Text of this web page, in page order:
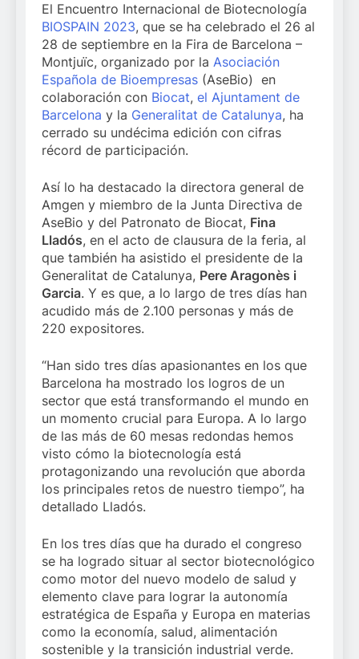
El Encuentro Internacional de Biotecnología
BIOSPAIN 2023, que se ha celebrado el 26 al
28 de septiembre en la Fira de Barcelona –
Montjuïc, organizado por la Asociación
Española de Bioempresas (AseBio) en
colaboración con Biocat, el Ajuntament de
Barcelona y la Generalitat de Catalunya, ha
cerrado su undécima edición con cifras
récord de participación.
Así lo ha destacado la directora general de
Amgen y miembro de la Junta Directiva de
AseBio y del Patronato de Biocat, Fina
Lladós, en el acto de clausura de la feria, al
que también ha asistido el presidente de la
Generalitat de Catalunya, Pere Aragonès i
Garcia. Y es que, a lo largo de tres días han
acudido más de 2.100 personas y más de
220 expositores.
“Han sido tres días apasionantes en los que
Barcelona ha mostrado los logros de un
sector que está transformando el mundo en
un momento crucial para Europa. A lo largo
de las más de 60 mesas redondas hemos
visto cómo la biotecnología está
protagonizando una revolución que aborda
los principales retos de nuestro tiempo”, ha
detallado Lladós.
En los tres días que ha durado el congreso
se ha logrado situar al sector biotecnológico
como motor del nuevo modelo de salud y
elemento clave para lograr la autonomía
estratégica de España y Europa en materias
como la economía, salud, alimentación
sostenible y la transición industrial verde.